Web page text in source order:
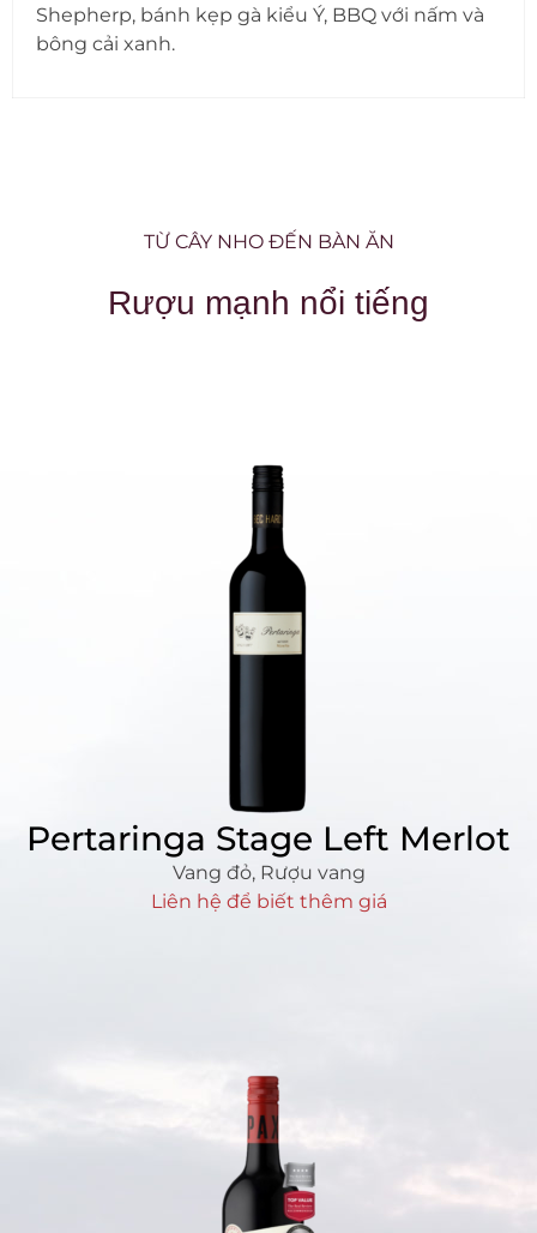
Shepherp, bánh kẹp gà kiểu Ý, BBQ với nấm và
bông cải xanh.
TỪ CÂY NHO ĐẾN BÀN ĂN
Rượu mạnh nổi tiếng
Pertaringa Stage Left Merlot
Vang đỏ, Rượu vang
Liên hệ để biết thêm giá